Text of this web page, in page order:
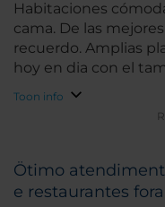
Habitaciones
cama. De las
recuerdo. Amplias
hoy en dia con el
Toon info
Ötimo
e restaurantes